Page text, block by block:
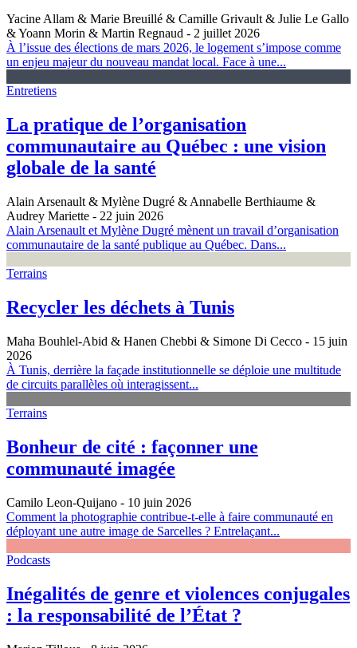
Yacine Allam & Marie Breuillé & Camille Grivault & Julie Le Gallo
& Yoann Morin & Martin Regnaud - 2 juillet 2026
À l’issue des élections de mars 2026, le logement s’impose comme
un enjeu majeur du nouveau mandat local. Face à une...
Entretiens
La pratique de l’organisation
communautaire au Québec : une vision
globale de la santé
Alain Arsenault & Mylène Dugré & Annabelle Berthiaume &
Audrey Mariette - 22 juin 2026
Alain Arsenault et Mylène Dugré mènent un travail d’organisation
communautaire de la santé publique au Québec. Dans...
Terrains
Recycler les déchets à Tunis
Maha Bouhlel-Abid & Hanen Chebbi & Simone Di Cecco - 15 juin
2026
À Tunis, derrière la façade institutionnelle se déploie une multitude
de circuits parallèles où interagissent...
Terrains
Bonheur de cité : façonner une
communauté imagée
Camilo Leon-Quijano - 10 juin 2026
Comment la photographie contribue-t-elle à faire communauté en
déployant une autre image de Sarcelles ? Entrelaçant...
Podcasts
Inégalités de genre et violences conjugales
: la responsabilité de l’État ?